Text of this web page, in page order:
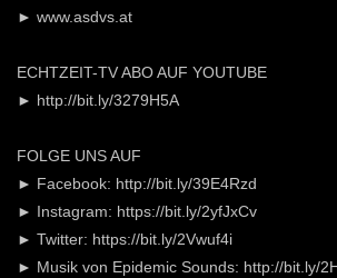
► www.asdvs.at
ECHTZEIT-TV ABO AUF YOUTUBE
► http://bit.ly/3279H5A
FOLGE UNS AUF
► Facebook: http://bit.ly/39E4Rzd
► Instagram: https://bit.ly/2yfJxCv
► Twitter: https://bit.ly/2Vwuf4i
► Musik von Epidemic Sounds: http://bit.ly/